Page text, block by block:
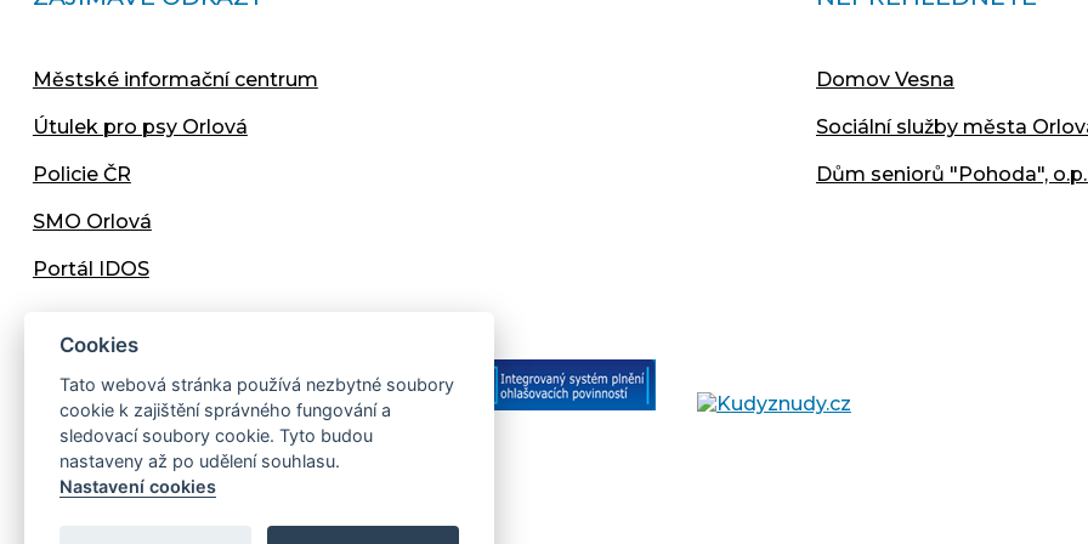
Městské informační centrum
Útulek pro psy Orlová
Policie ČR
SMO Orlová
Portál IDOS
Domov Vesna
Sociální služby města
Dům seniorů "Pohoda",
Copyright © 2013 - 2026 Městský úřad Orlová
Cookies
Tato webová stránka používá nezbytné soubory
cookie k zajištění správného fungování a
sledovací soubory cookie. Tyto budou
nastaveny až po udělení souhlasu.
Nastavení cookies